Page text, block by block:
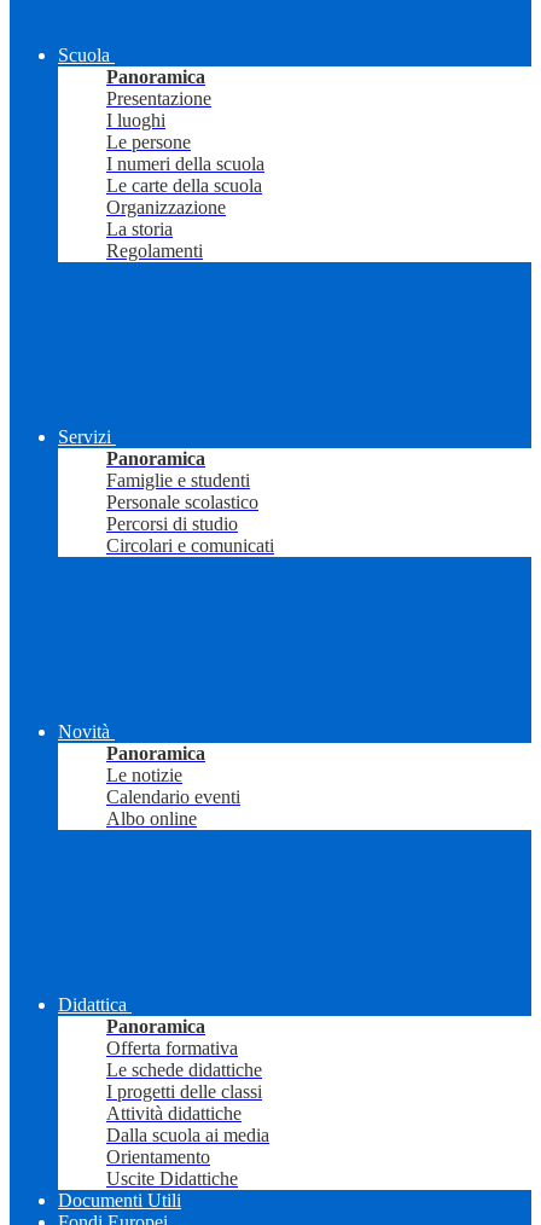
Scuola
Panoramica
Presentazione
I luoghi
Le persone
I numeri della scuola
Le carte della scuola
Organizzazione
La storia
Regolamenti
Servizi
Panoramica
Famiglie e studenti
Personale scolastico
Percorsi di studio
Circolari e comunicati
Novità
Panoramica
Le notizie
Calendario eventi
Albo online
Didattica
Panoramica
Offerta formativa
Le schede didattiche
I progetti delle classi
Attività didattiche
Dalla scuola ai media
Orientamento
Uscite Didattiche
Documenti Utili